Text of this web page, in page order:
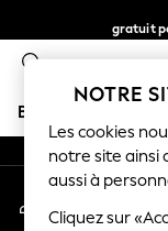
gratuit
BOUTIQUE
HOLIDAY SHOP
Women's
All
An error occurred
Mon compte
Connexion à
NOTRE
Les cookies
notre site ainsi
aussi à
Cliquez sur